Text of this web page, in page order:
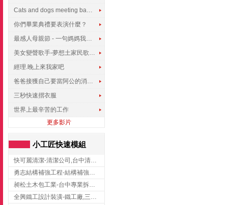
Cats and dogs meeting babies for the first time
你們畢業典禮要表演什麼？
最感人母親節 - 一句媽媽我愛你
美女變聲歌手-夢想土家民歌傳遍世界
經理.晚上來我家吧
爸爸接獲自己要當阿公的消息，反應史上最可愛!!!
三秒快速摺衣服
世界上最辛苦的工作
更多影片
小工匠快速模組
快可麗清潔-清潔公司,台中清潔公司,台中居家清潔
勇志結構補強工程-結構補強工程 ,桃園結構補強工程,龍潭結構補強工程
昶松土木包工業-台中專業拆除工程/挖土機出租
全興鐵工設計裝潢-鐵工廠,三峽鐵工廠,台北鐵工廠